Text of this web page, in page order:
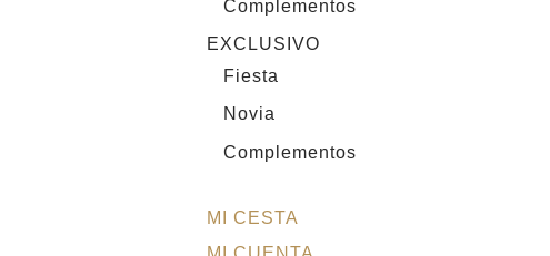
Complementos
EXCLUSIVO
Fiesta
Novia
Complementos
MI CESTA